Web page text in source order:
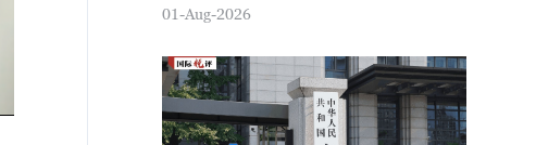
01-Aug-2026